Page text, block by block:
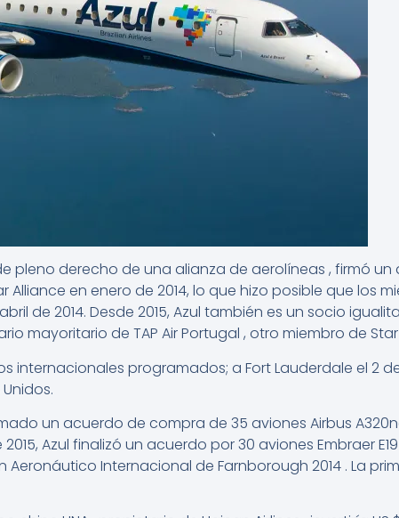
pleno derecho de una alianza de aerolíneas , firmó
en enero de 2014, lo que hizo posible que los
de 2014. Desde 2015, Azul también es un socio
mayoritario de TAP Air Portugal , otro miembro de Star
internacionales programados; a Fort Lauderdale el 2
un acuerdo de compra de 35 aviones Airbus
Azul finalizó un acuerdo por 30 aviones Embraer
Internacional de Farnborough 2014 . La